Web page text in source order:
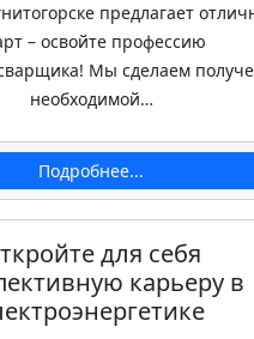
предлагает
– освойте профессию
Мы сделаем
необходимой…
Подробнее...
для себя
карьеру в